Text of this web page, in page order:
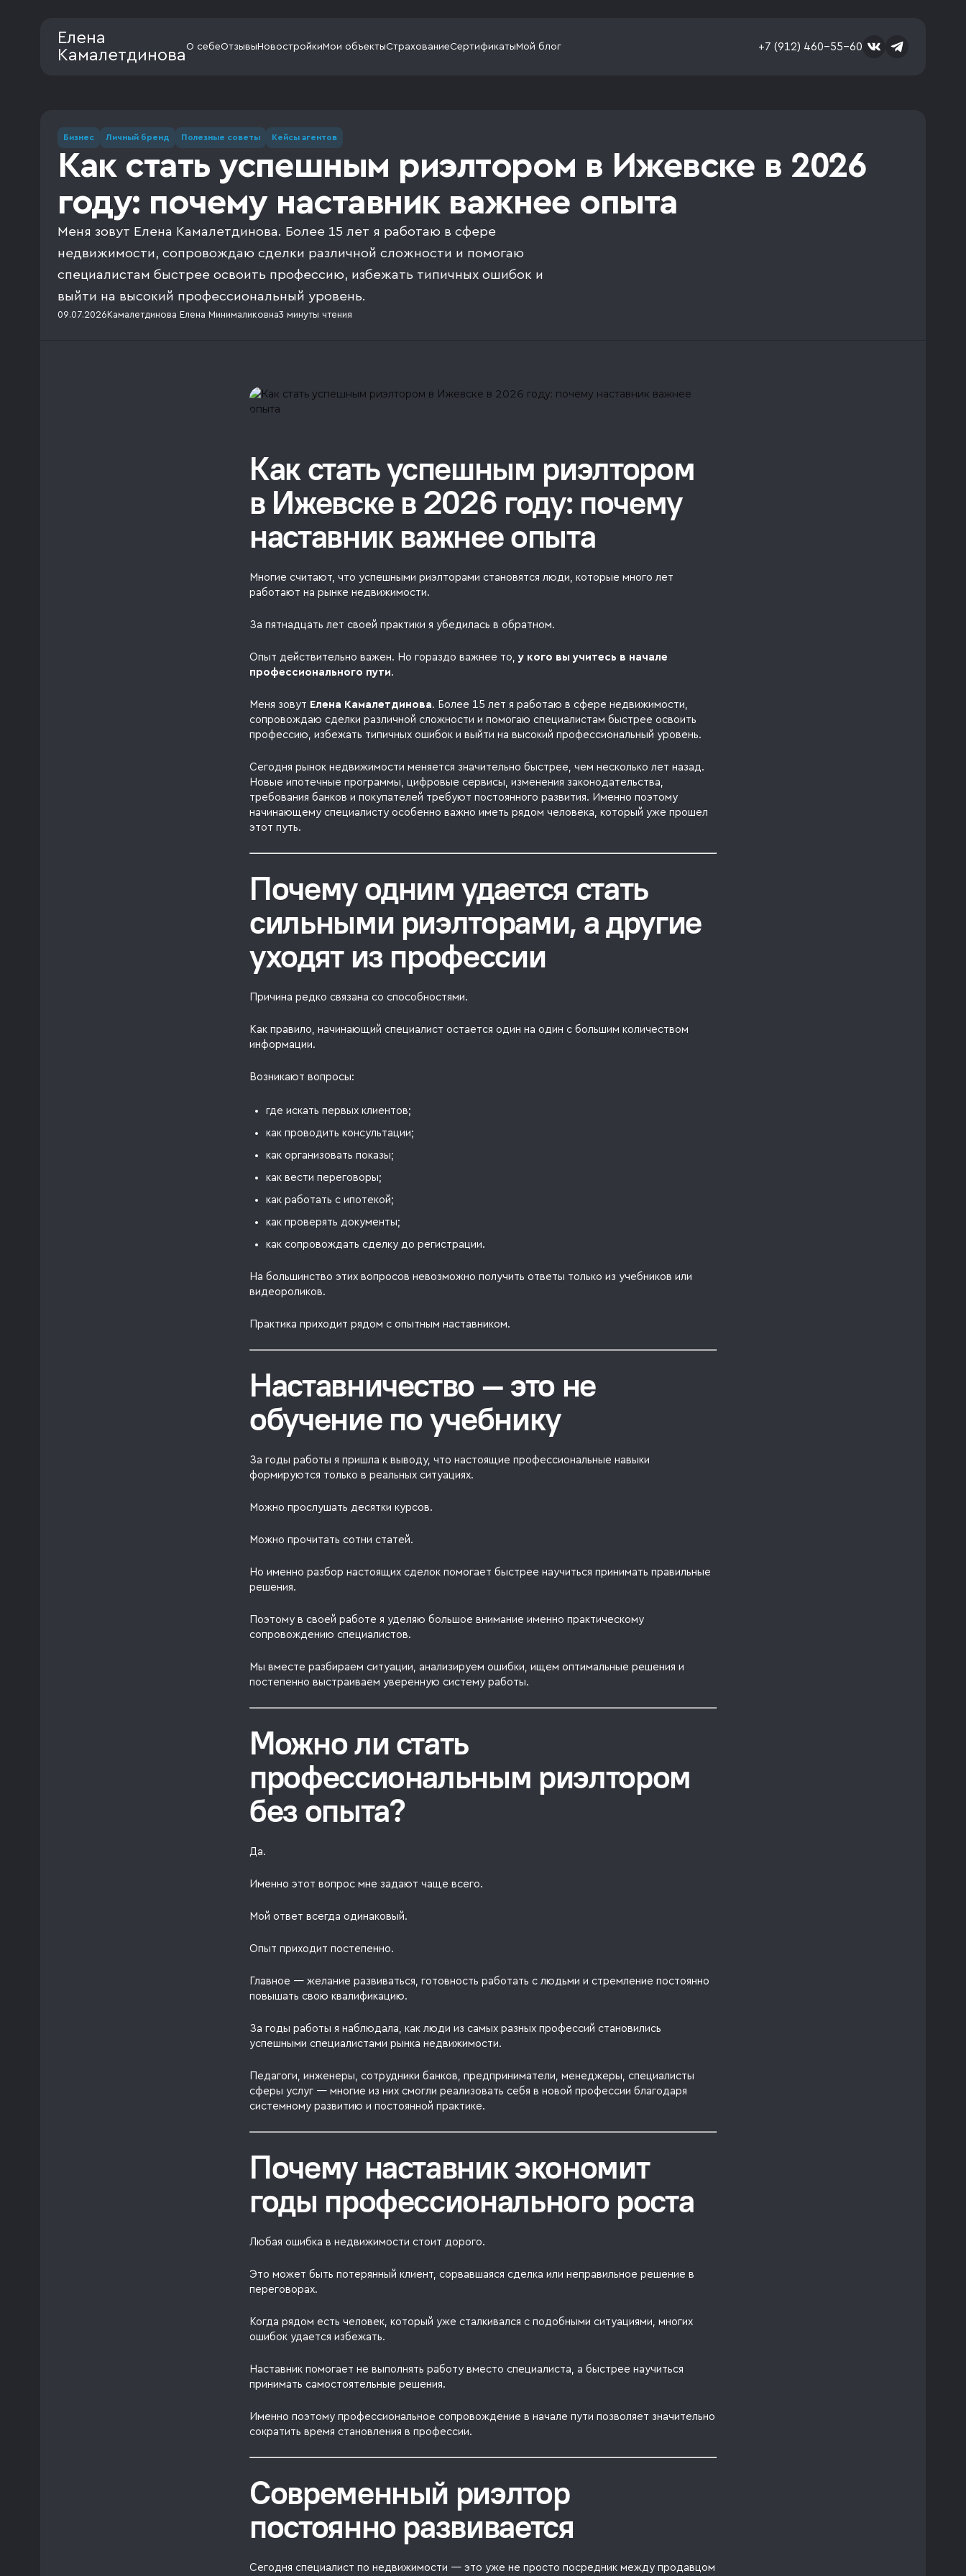
Елена
Камалетдинова О себеОтзывы НовостройкиМои объектыСтрахованиеСертификатыМой блог +7 (912) 460-55-60
Бизнес Личный бренд Полезные советы Кейсы агентов
Как стать успешным риэлтором в Ижевске в 2026
году: почему наставник важнее опыта
Меня зовут Елена Камалетдинова. Более 15 лет я работаю в сфере
недвижимости, сопровождаю сделки различной сложности и помогаю
специалистам быстрее освоить профессию, избежать типичных ошибок и
выйти на высокий профессиональный уровень.
09.07.2026 Камалетдинова Елена Минималиковна3 минуты чтения
Как стать успешным риэлтором
в Ижевске в 2026 году: почему
наставник важнее опыта
Многие считают, что успешными риэлторами становятся люди, которые много лет
работают на рынке недвижимости.
За пятнадцать лет своей практики я убедилась в обратном.
Опыт действительно важен. Но гораздо важнее то, у кого вы учитесь в начале
профессионального пути.
Меня зовут Елена Камалетдинова. Более 15 лет я работаю в сфере недвижимости,
сопровождаю сделки различной сложности и помогаю специалистам быстрее освоить
профессию, избежать типичных ошибок и выйти на высокий профессиональный уровень.
Сегодня рынок недвижимости меняется значительно быстрее, чем несколько лет назад.
Новые ипотечные программы, цифровые сервисы, изменения законодательства,
требования банков и покупателей требуют постоянного развития. Именно поэтому
начинающему специалисту особенно важно иметь рядом человека, который уже прошел
этот путь.
Почему одним удается стать
сильными риэлторами, а другие
уходят из профессии
Причина редко связана со способностями.
Как правило, начинающий специалист остается один на один с большим количеством
информации.
Возникают вопросы:
где искать первых клиентов;
как проводить консультации;
как организовать показы;
как вести переговоры;
как работать с ипотекой;
как проверять документы;
как сопровождать сделку до регистрации.
На большинство этих вопросов невозможно получить ответы только из учебников или
видеороликов.
Практика приходит рядом с опытным наставником.
Наставничество — это не
обучение по учебнику
За годы работы я пришла к выводу, что настоящие профессиональные навыки
формируются только в реальных ситуациях.
Можно прослушать десятки курсов.
Можно прочитать сотни статей.
Но именно разбор настоящих сделок помогает быстрее научиться принимать правильные
решения.
Поэтому в своей работе я уделяю большое внимание именно практическому
сопровождению специалистов.
Мы вместе разбираем ситуации, анализируем ошибки, ищем оптимальные решения и
постепенно выстраиваем уверенную систему работы.
Можно ли стать
профессиональным риэлтором
без опыта?
Да.
Именно этот вопрос мне задают чаще всего.
Мой ответ всегда одинаковый.
Опыт приходит постепенно.
Главное — желание развиваться, готовность работать с людьми и стремление постоянно
повышать свою квалификацию.
За годы работы я наблюдала, как люди из самых разных профессий становились
успешными специалистами рынка недвижимости.
Педагоги, инженеры, сотрудники банков, предприниматели, менеджеры, специалисты
сферы услуг — многие из них смогли реализовать себя в новой профессии благодаря
системному развитию и постоянной практике.
Почему наставник экономит
годы профессионального роста
Любая ошибка в недвижимости стоит дорого.
Это может быть потерянный клиент, сорвавшаяся сделка или неправильное решение в
переговорах.
Когда рядом есть человек, который уже сталкивался с подобными ситуациями, многих
ошибок удается избежать.
Наставник помогает не выполнять работу вместо специалиста, а быстрее научиться
принимать самостоятельные решения.
Именно поэтому профессиональное сопровождение в начале пути позволяет значительно
сократить время становления в профессии.
Современный риэлтор
постоянно развивается
Сегодня специалист по недвижимости — это уже не просто посредник между продавцом